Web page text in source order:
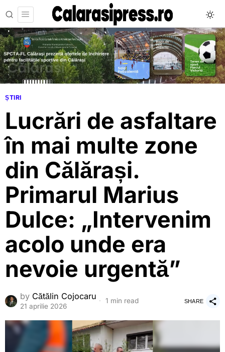
ȘTIRI
Lucrări de asfaltare
în mai multe zone
din Călărași.
Primarul Marius
Dulce: „Intervenim
acolo unde era
nevoie urgentă”
by Cătălin Cojocaru
21 aprilie 2026
1 min read SHARE